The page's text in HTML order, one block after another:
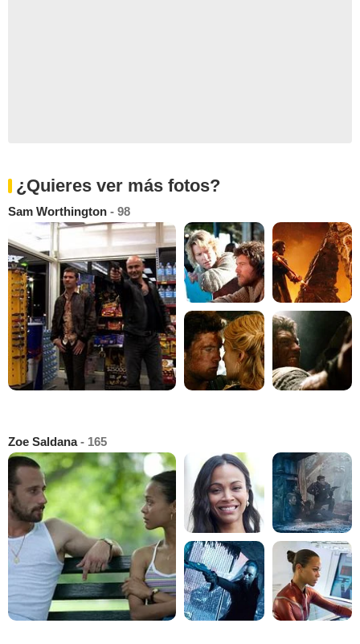
¿Quieres ver más fotos?
Sam Worthington - 98
Zoe Saldana- 165